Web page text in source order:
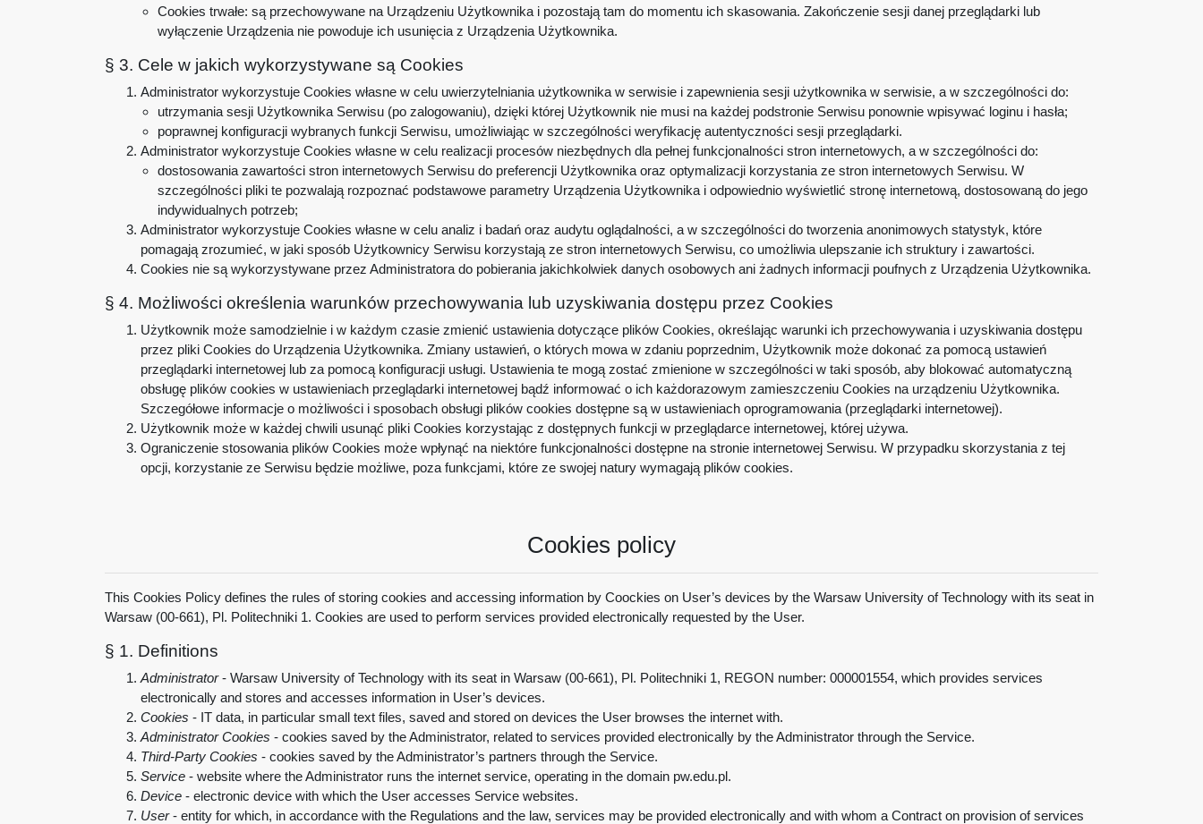
Cookies trwałe: są przechowywane na Urządzeniu Użytkownika i pozostają tam do momentu ich skasowania. Zakończenie sesji danej przeglądarki lub
wyłączenie Urządzenia nie powoduje ich usunięcia z Urządzenia Użytkownika.
§ 3. Cele w jakich wykorzystywane są Cookies
Administrator wykorzystuje Cookies własne w celu uwierzytelniania użytkownika w serwisie i zapewnienia sesji użytkownika w serwisie, a w szczególności do:
utrzymania sesji Użytkownika Serwisu (po zalogowaniu), dzięki której Użytkownik nie musi na każdej podstronie Serwisu ponownie wpisywać loginu i hasła;
poprawnej konfiguracji wybranych funkcji Serwisu, umożliwiając w szczególności weryfikację autentyczności sesji przeglądarki.
Administrator wykorzystuje Cookies własne w celu realizacji procesów niezbędnych dla pełnej funkcjonalności stron internetowych, a w szczególności do:
dostosowania zawartości stron internetowych Serwisu do preferencji Użytkownika oraz optymalizacji korzystania ze stron internetowych Serwisu. W
szczególności pliki te pozwalają rozpoznać podstawowe parametry Urządzenia Użytkownika i odpowiednio wyświetlić stronę internetową, dostosowaną do jego
indywidualnych potrzeb;
Administrator wykorzystuje Cookies własne w celu analiz i badań oraz audytu oglądalności, a w szczególności do tworzenia anonimowych statystyk, które
pomagają zrozumieć, w jaki sposób Użytkownicy Serwisu korzystają ze stron internetowych Serwisu, co umożliwia ulepszanie ich struktury i zawartości.
Cookies nie są wykorzystywane przez Administratora do pobierania jakichkolwiek danych osobowych ani żadnych informacji poufnych z Urządzenia Użytkownika.
§ 4. Możliwości określenia warunków przechowywania lub uzyskiwania dostępu przez Cookies
Użytkownik może samodzielnie i w każdym czasie zmienić ustawienia dotyczące plików Cookies, określając warunki ich przechowywania i uzyskiwania dostępu
przez pliki Cookies do Urządzenia Użytkownika. Zmiany ustawień, o których mowa w zdaniu poprzednim, Użytkownik może dokonać za pomocą ustawień
przeglądarki internetowej lub za pomocą konfiguracji usługi. Ustawienia te mogą zostać zmienione w szczególności w taki sposób, aby blokować automatyczną
obsługę plików cookies w ustawieniach przeglądarki internetowej bądź informować o ich każdorazowym zamieszczeniu Cookies na urządzeniu Użytkownika.
Szczegółowe informacje o możliwości i sposobach obsługi plików cookies dostępne są w ustawieniach oprogramowania (przeglądarki internetowej).
Użytkownik może w każdej chwili usunąć pliki Cookies korzystając z dostępnych funkcji w przeglądarce internetowej, której używa.
Ograniczenie stosowania plików Cookies może wpłynąć na niektóre funkcjonalności dostępne na stronie internetowej Serwisu. W przypadku skorzystania z tej
opcji, korzystanie ze Serwisu będzie możliwe, poza funkcjami, które ze swojej natury wymagają plików cookies.
Cookies policy
This Cookies Policy defines the rules of storing cookies and accessing information by Coockies on User’s devices by the Warsaw University of Technology with its seat in
Warsaw (00-661), Pl. Politechniki 1. Cookies are used to perform services provided electronically requested by the User.
§ 1. Definitions
Administrator- Warsaw University of Technology with its seat in Warsaw (00-661), Pl. Politechniki 1, REGON number: 000001554, which provides services
electronically and stores and accesses information in User’s devices.
Cookies - IT data, in particular small text files, saved and stored on devices the User browses the internet with.
Administrator Cookies - cookies saved by the Administrator, related to services provided electronically by the Administrator through the Service.
Third-Party Cookies - cookies saved by the Administrator’s partners through the Service.
Service - website where the Administrator runs the internet service, operating in the domain pw.edu.pl.
Device - electronic device with which the User accesses Service websites.
User - entity for which, in accordance with the Regulations and the law, services may be provided electronically and with whom a Contract on provision of services